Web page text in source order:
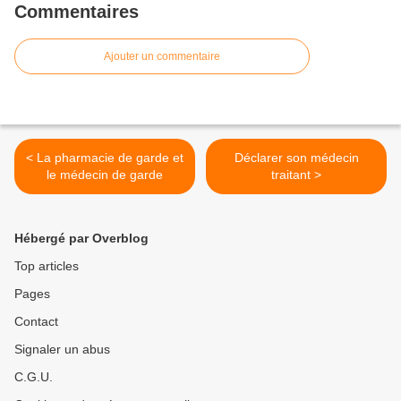
Commentaires
Ajouter un commentaire
< La pharmacie de garde et
le médecin de garde
Déclarer son médecin
traitant >
Hébergé par Overblog
Top articles
Pages
Contact
Signaler un abus
C.G.U.